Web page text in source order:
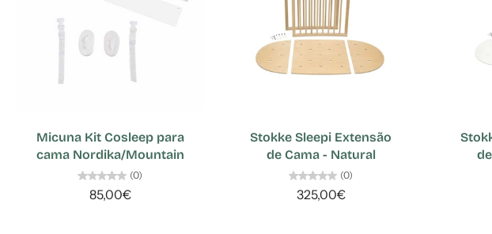
Micuna Kit Cosleep para
cama Nordika/Mountain
(0)
85,00€
Stokke Sleepi Extensão
de Cama - Natural
(0)
325,00€